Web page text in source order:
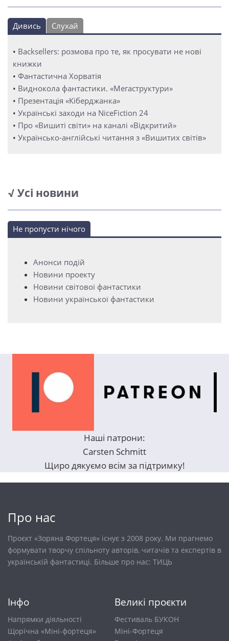
Дивись Слухай
• Backsellers: розмова про те, як просувати не нові
книжки
• Фантастична Хорватія
• Виднокола фантастики. «Мегаструктури»
• Презентація «Кіберджанка»
• Українські заходи на NiceFiction 24
• Про «Вишиті світи» на каналі «Відкритий»
• Українсько-англійські читання з «Вишитих світів»
√ Усі новини
Не пропусти нічого
Анонси подій
Новини проекту
Новини світової фантастики
Новини української фантастики
Наші патрони:
Carsten Schmitt
Щиро дякуємо всім за підтримку!
Про нас
Проєкт «Зоряна Фортеця» існує з 2008 року. Ми прагнемо
формувати творчу спільноту авторів, читачів та експертів в
українській фантастиці. Більше про нас: ТИЦЬ
Інфо
Напрямки діяльності
Щорічна «Міні-фортеця»
Великі проєкти
Фестиваль БУКОН
Міні-Фортеця